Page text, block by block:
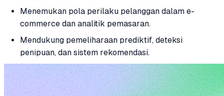
Menemukan pola perilaku pelanggan dalam e-
commerce dan analitik pemasaran.
Mendukung pemeliharaan prediktif, deteksi
penipuan, dan sistem rekomendasi.